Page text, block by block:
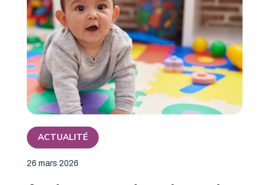
ACTUALITÉ
26 mars 2026